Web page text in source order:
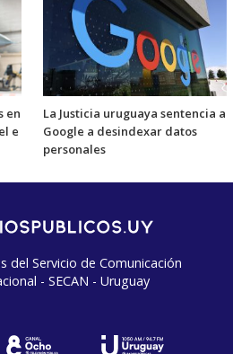
en
e
La Justicia uruguaya sentencia a
Google a desindexar datos
personales
del Servicio de Comunicación
- SECAN - Uruguay